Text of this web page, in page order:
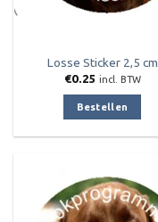
Losse Sticker 2,5 cm
€0.25 incl. BTW
Bestellen